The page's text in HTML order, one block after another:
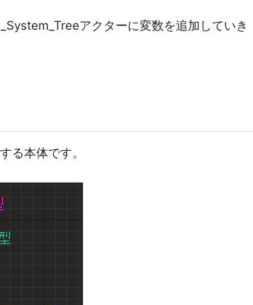
アクターに変数を追加していき
る本体です。